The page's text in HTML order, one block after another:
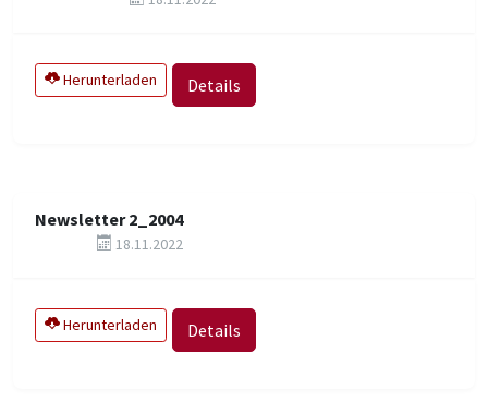
Herunterladen Details
Newsletter 2_2004
18.11.2022
Herunterladen Details